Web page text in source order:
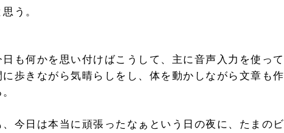
う。
も何かを思い付けばこうして、主に音声入力を使って
歩きながら気晴らしをし、体を動かしながら文章も作
今日は本当に頑張ったなぁという日の夜に、たまのビ